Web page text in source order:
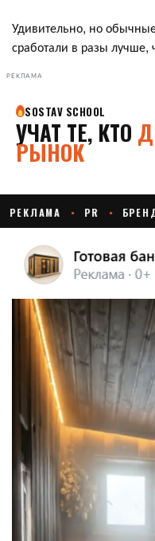
Удивительно, но
сработали в разы
РЕКЛАМА